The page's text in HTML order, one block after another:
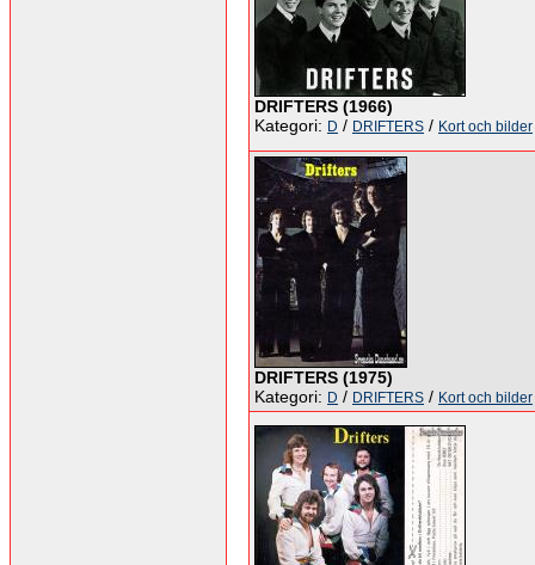
DRIFTERS (1966)
Kategori: D / DRIFTERS / Kort och bilder
DRIFTERS (1975)
Kategori: D / DRIFTERS / Kort och bilder